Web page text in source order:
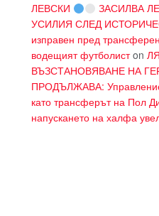
ЛЕВСКИ
ЗАСИЛВА
УСИЛИЯ СЛЕД
изправен пред
водещият футболистon
ВЪЗСТАНОВЯВАНЕ НА
ПРОДЪЛЖАВА:
като трансферът на Пол
напускането на халфа